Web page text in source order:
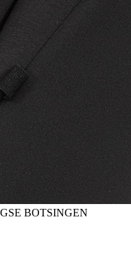
BOTSINGEN